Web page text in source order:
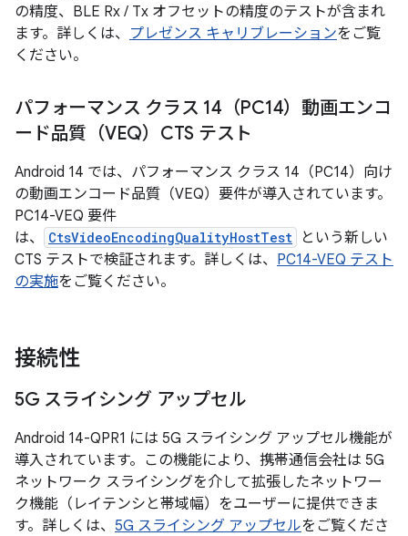
の精度、BLE Rx / Tx オフセットの精度のテストが含まれ
ます。詳しくは、 プレゼンス キャリブレーションをご覧
ください。
パフォーマンス クラス 14（PC14）動画エンコ
ード品質（VEQ）CTS テスト
Android 14 では、パフォーマンス クラス 14（PC14）向け
の動画エンコード品質（VEQ）要件が導入されています。
PC14-VEQ 要件
は、
CtsVideoEncodingQualityHostTest
という新しい
CTS テストで検証されます。詳しくは、 PC14-VEQ テスト
の実施をご覧ください。
接続性
5G スライシング アップセル
Android 14-QPR1 には 5G スライシング アップセル機能が
導入されています。この機能により、携帯通信会社は 5G
ネットワーク スライシングを介して拡張したネットワー
ク機能（レイテンシと帯域幅）をユーザーに提供できま
す。詳しくは、 5G スライシング アップセルをご覧くださ